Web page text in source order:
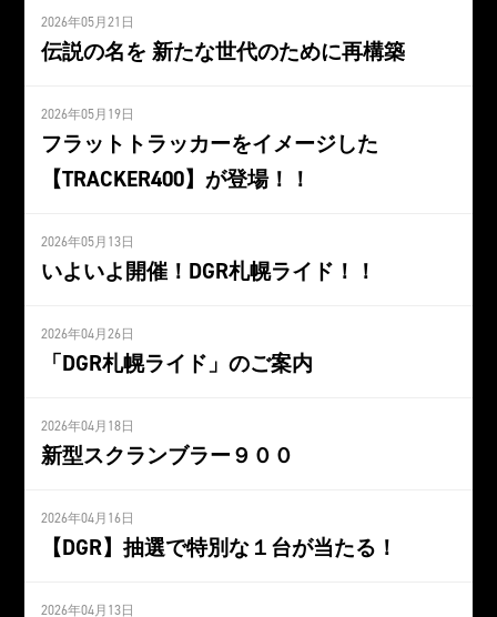
2026年05月21日
伝説の名を 新たな世代のために再構築
2026年05月19日
フラットトラッカーをイメージした
【TRACKER400】が登場！！
2026年05月13日
いよいよ開催！DGR札幌ライド！！
2026年04月26日
「DGR札幌ライド」のご案内
2026年04月18日
新型スクランブラー９００
2026年04月16日
【DGR】抽選で特別な１台が当たる！
2026年04月13日